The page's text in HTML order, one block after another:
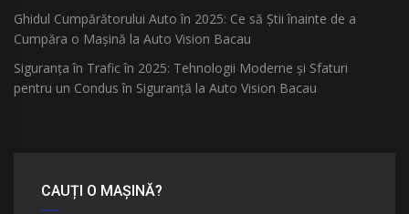
Ghidul Cumpărătorului Auto în 2025: Ce să Știi înainte de a
Cumpăra o Mașină la Auto Vision Bacau
Siguranța în Trafic în 2025: Tehnologii Moderne și Sfaturi
pentru un Condus în Siguranță la Auto Vision Bacau
CAUȚI O MAȘINĂ?